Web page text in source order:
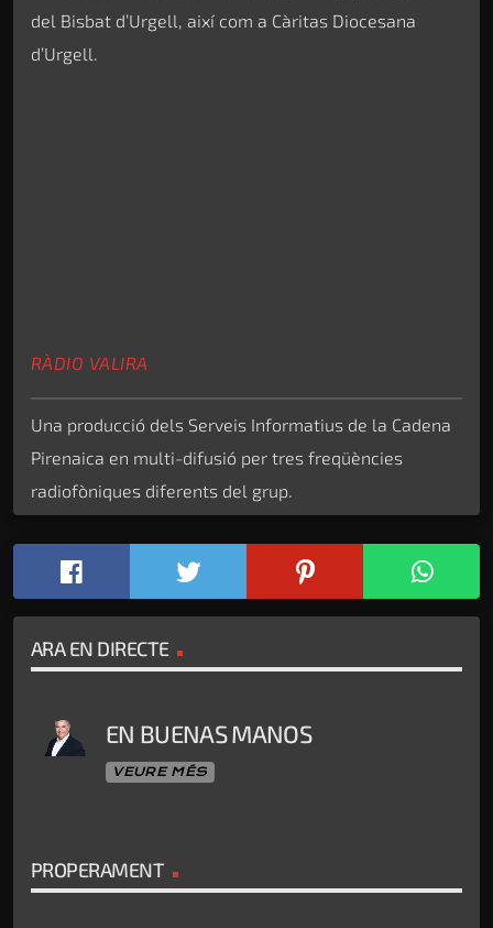
del Bisbat d’Urgell, així com a Càritas Diocesana
d’Urgell.
RÀDIO VALIRA
Una producció dels Serveis Informatius de la Cadena
Pirenaica en multi-difusió per tres freqüències
radiofòniques diferents del grup.
ARA EN DIRECTE
EN BUENAS MANOS
VEURE MÉS
PROPERAMENT